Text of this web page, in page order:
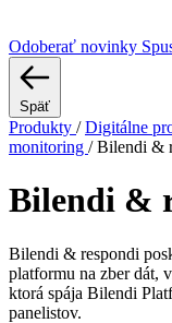
Odoberať novinky
Späť
Produkty / Digitálne
monitoring / Bilendi &
Bilendi &
Bilendi & respondi
platformu na zber dát,
ktorá spája Bilendi
panelistov.